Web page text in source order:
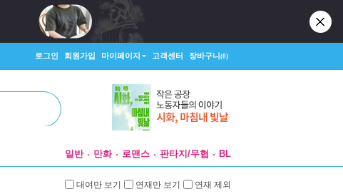
로그인 회원가입 마이페이지 고객센터 장바구니(0)
일반 만화 로맨스 판타지/무협 BL
대여만 보기 연재만 보기 연재 제외